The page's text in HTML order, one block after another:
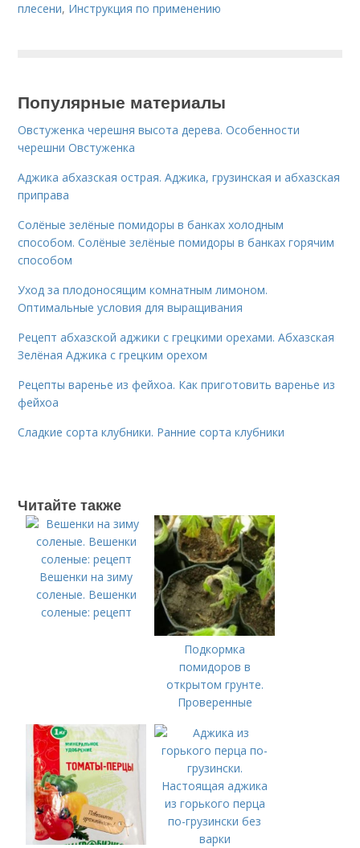
плесени, Инструкция по применению
Популярные материалы
Овстуженка черешня высота дерева. Особенности
черешни Овстуженка
Аджика абхазская острая. Аджика, грузинская и абхазская
приправа
Солёные зелёные помидоры в банках холодным
способом. Солёные зелёные помидоры в банках горячим
способом
Уход за плодоносящим комнатным лимоном.
Оптимальные условия для выращивания
Рецепт абхазской аджики с грецкими орехами. Абхазская
Зелёная Аджика с грецким орехом
Рецепты варенье из фейхоа. Как приготовить варенье из
фейхоа
Сладкие сорта клубники. Ранние сорта клубники
Читайте также
Вешенки на зиму
соленые. Вешенки
соленые: рецепт
Подкормка
помидоров в
открытом грунте.
Проверенные
минеральные
удобрения